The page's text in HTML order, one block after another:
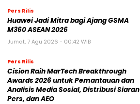
Pers Rilis
Huawei Jadi Mitra bagi Ajang GSMA
M360 ASEAN 2026
Jumat, 7 Agu 2026 - 00:42 WIB
Pers Rilis
Cision Raih MarTech Breakthrough
Awards 2026 untuk Pemantauan dan
Analisis Media Sosial, Distribusi Siaran
Pers, dan AEO